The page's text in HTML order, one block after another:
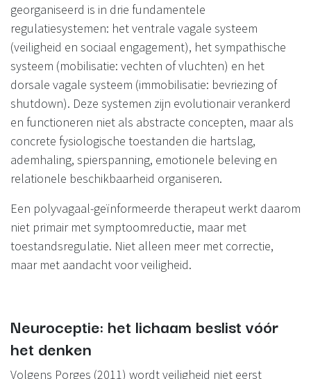
georganiseerd is in drie fundamentele
regulatiesystemen: het ventrale vagale systeem
(veiligheid en sociaal engagement), het sympathische
systeem (mobilisatie: vechten of vluchten) en het
dorsale vagale systeem (immobilisatie: bevriezing of
shutdown). Deze systemen zijn evolutionair verankerd
en functioneren niet als abstracte concepten, maar als
concrete fysiologische toestanden die hartslag,
ademhaling, spierspanning, emotionele beleving en
relationele beschikbaarheid organiseren.
Een polyvagaal-geïnformeerde therapeut werkt daarom
niet primair met symptoomreductie, maar met
toestandsregulatie. Niet alleen meer met correctie,
maar met aandacht voor veiligheid.
Neuroceptie: het lichaam beslist vóór
het denken
Volgens Porges (2011) wordt veiligheid niet eerst